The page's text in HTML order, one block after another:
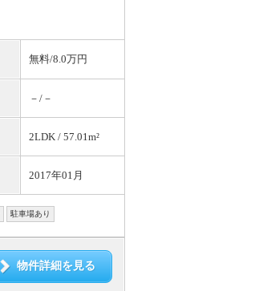
無料/8.0万円
－/－
2LDK / 57.01m²
2017年01月
駐車場あり
物件詳細を見る